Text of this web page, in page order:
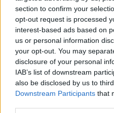
section to confirm your
opt-out request is processed
interest-based ads based on
us or personal information
your opt-out. You may
disclosure of your personal
IAB’s list of downstream
also be disclosed by us to
Downstream Participants that
a pihenőidőt
SPORT
Eldől a
HELYI HÍREK
Polgármesteri